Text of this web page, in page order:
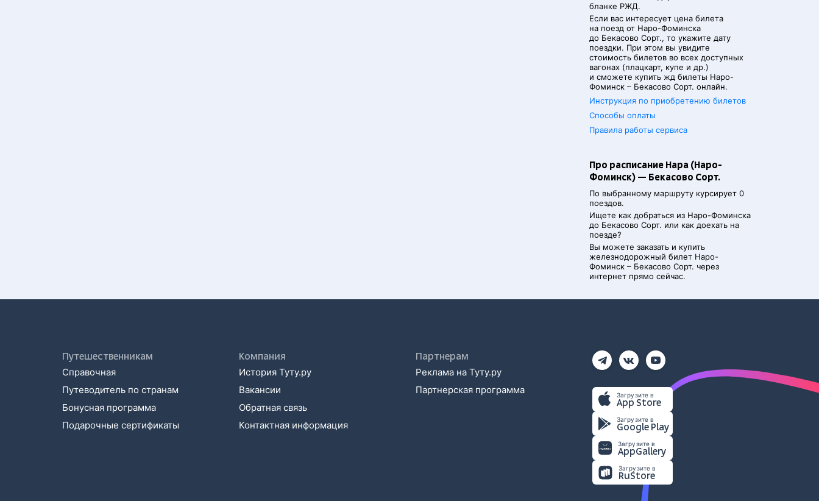
бланке РЖД.
Если вас интересует цена билета
на поезд от Наро-Фоминска
до Бекасово Сорт., то укажите дату
поездки. При этом вы увидите
стоимость билетов во всех доступных
вагонах (плацкарт, купе и др.)
и сможете купить жд билеты Наро-
Фоминск – Бекасово Сорт. онлайн.
Инструкция по приобретению билетов
Способы оплаты
Правила работы сервиса
Про расписание Нара (Наро-
Фоминск) — Бекасово Сорт.
По выбранному маршруту курсирует 0
поездов.
Ищете как добраться из Наро-Фоминска
до Бекасово Сорт. или как доехать на
поезде?
Вы можете заказать и купить
железнодорожный билет Наро-
Фоминск – Бекасово Сорт. через
интернет прямо сейчас.
Путешественникам
Справочная
Путеводитель по странам
Бонусная программа
Подарочные сертификаты
Компания
История Туту.ру
Вакансии
Обратная связь
Контактная информация
Партнерам
Реклама на Туту.ру
Партнерская программа
Загрузите в
App Store
Загрузите в
Google Play
Загрузите в
AppGallery
Загрузите в
RuStore